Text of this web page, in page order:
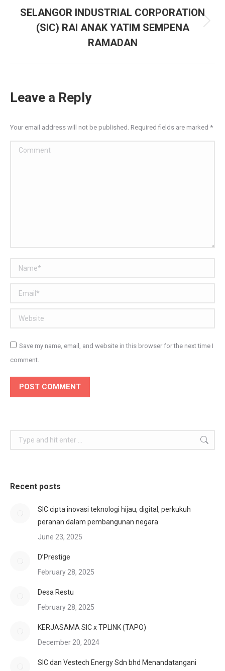
navigation Next
project:
SELANGOR INDUSTRIAL CORPORATION
(SIC) RAI ANAK YATIM SEMPENA
RAMADAN
Leave a Reply
Your email address will not be published. Required fields are marked *
Comment
Name *
Email *
Website
Save my name, email, and website in this browser for the next time I
comment.
POST COMMENT
Search:
Recent posts
SIC cipta inovasi teknologi hijau, digital, perkukuh
peranan dalam pembangunan negara
June 23, 2025
D’Prestige
February 28, 2025
Desa Restu
February 28, 2025
KERJASAMA SIC x TPLINK (TAPO)
December 20, 2024
SIC dan Vestech Energy Sdn bhd Menandatangani